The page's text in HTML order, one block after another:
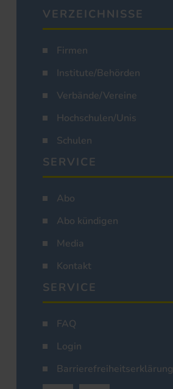
VERZEICHNISSE
Firmen
Institute/Behörden
Verbände/Vereine
Hochschulen/Unis
Schulen
SERVICE
Abo
Abo kündigen
Media
Kontakt
SERVICE
FAQ
Login
Barrierefreiheitserklärung